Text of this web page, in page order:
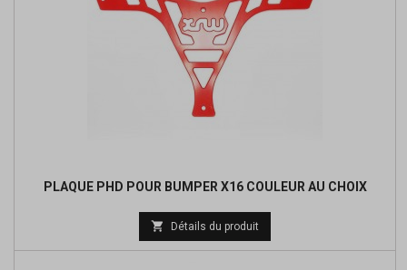
PLAQUE PHD POUR BUMPER X16 COULEUR AU CHOIX
 Détails du produit